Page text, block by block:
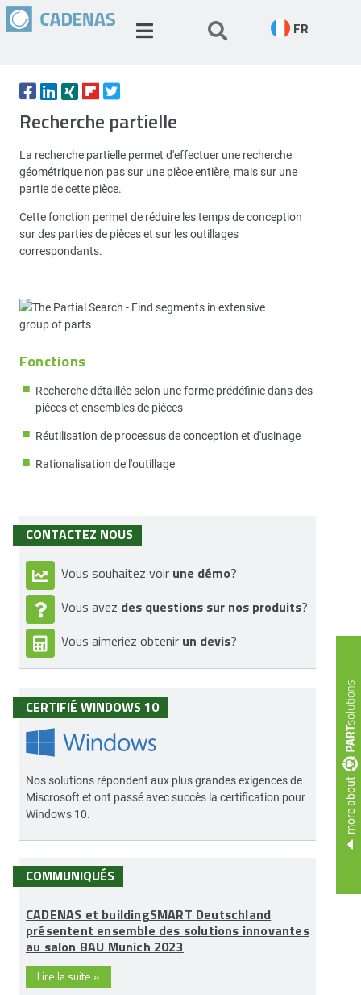
FR
more about
Recherche partielle
La recherche partielle permet d'effectuer une recherche
géométrique non pas sur une pièce entière, mais sur une
partie de cette pièce.
Cette fonction permet de réduire les temps de conception
sur des parties de pièces et sur les outillages
correspondants.
Fonctions
Recherche détaillée selon une forme prédéfinie dans des
pièces et ensembles de pièces
Réutilisation de processus de conception et d'usinage
Rationalisation de l'outillage
CONTACTEZ NOUS
Vous souhaitez voir une démo?
Vous avez des questions sur nos produits?
Vous aimeriez obtenir un devis?
CERTIFIÉ WINDOWS 10
Nos solutions répondent aux plus grandes exigences de
Miscrosoft et ont passé avec succès la certification pour
Windows 10.
COMMUNIQUÉS
CADENAS et buildingSMART Deutschland
présentent ensemble des solutions innovantes
au salon BAU Munich 2023
Lire la suite »